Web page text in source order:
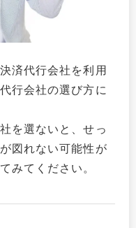
済代行会社を利用
行会社の選び方に
を選ないと、せっ
図れない可能性が
みてください。